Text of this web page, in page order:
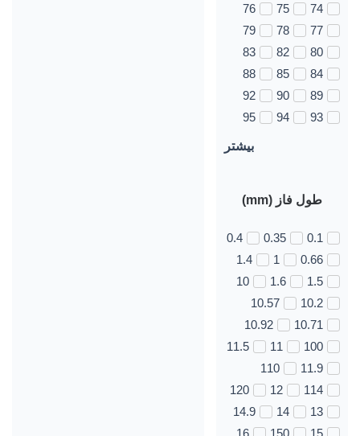
74
75
76
77
78
79
80
82
83
84
85
88
89
90
92
93
94
95
بیشتر
طول فاز (mm)
0.1
0.35
0.4
0.66
1
1.4
1.5
1.6
10
10.2
10.57
10.71
10.92
100
11
11.5
11.9
110
114
12
120
13
14
14.9